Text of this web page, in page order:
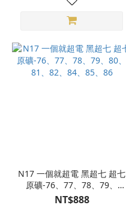
N17 一個就超電 黑超七 超七
原礦-76、77、78、79、
80、81、82、84、85、86
NT$888